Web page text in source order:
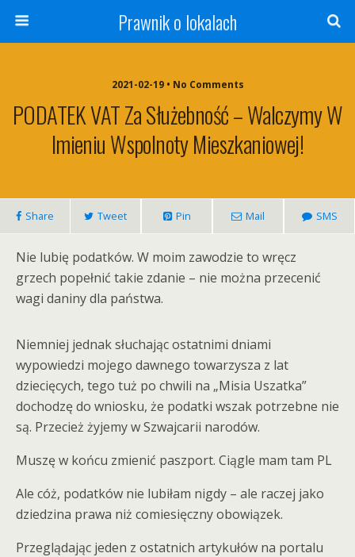
Prawnik o lokalach
2021-02-19 • No Comments
PODATEK VAT Za Służebność – Walczymy W
Imieniu Wspolnoty Mieszkaniowej!
Share Tweet Pin Mail SMS
Nie lubię podatków. W moim zawodzie to wręcz
grzech popełnić takie zdanie – nie można przecenić
wagi daniny dla państwa.
Niemniej jednak słuchając ostatnimi dniami
wypowiedzi mojego dawnego towarzysza z lat
dziecięcych, tego tuż po chwili na „Misia Uszatka”
dochodzę do wniosku, że podatki wszak potrzebne nie
są. Przecież żyjemy w Szwajcarii narodów.
Muszę w końcu zmienić paszport. Ciągle mam tam PL
Ale cóż, podatków nie lubiłam nigdy – ale raczej jako
dziedzina prawa niż comiesięczny obowiązek.
Przeglądając jeden z ostatnich artykułów na portalu